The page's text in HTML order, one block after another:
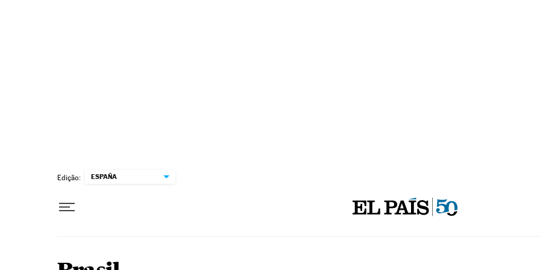
Edição: ESPAÑA